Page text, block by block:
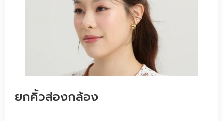
ยกคิ้วส่องกล้อง